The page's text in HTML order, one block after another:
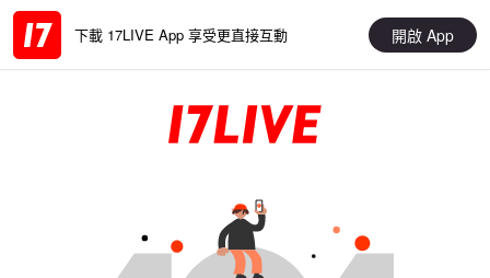
下載 17LIVE App 享受更直接互動 開啟 App